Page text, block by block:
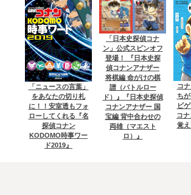
「ニュースの言葉」
をあなたの切り札
に！！安室透もフォ
ローしてくれる『名
探偵コナン
KODOMO時事ワー
ド2019』
「日本史探偵コナ
ン」公式スピンオフ
登場！ 『日本史探
偵コナンアナザー
将棋編 命がけの棋
譜（バトルロー
ド）』『日本史探偵
コナンアナザー 国
宝編 背中合わせの
両雄（マエスト
ロ）』
コ
ち
ビ
コ
覚